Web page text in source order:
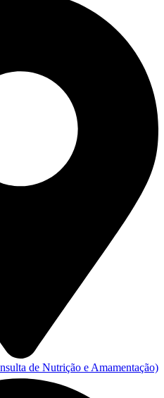
de Nutrição e Amamentação)